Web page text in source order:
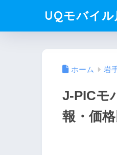
UQモバイル
ホーム 岩
J-PICモ
報・価